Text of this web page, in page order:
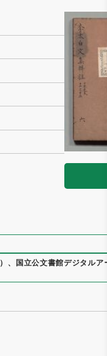
） 、 国立公文書館デジタルア